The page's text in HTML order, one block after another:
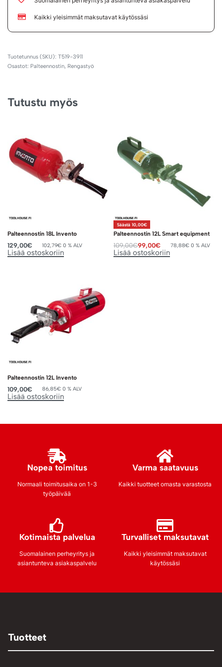
Kaikki yleisimmät maksutavat käytössäsi
T519-3911
Osastot: Palteennostin, Rengastyö
Tutustu myös
Palteennostin 18L Invento
129,00€ 102,79€ 0 % ALV
Lisää ostoskoriin
Säästä 10,00€
Palteennostin 12L Smart equipment
109,00€99,00€ 78,88€ 0 % ALV
Lisää ostoskoriin
Palteennostin 12L Invento
109,00€ 86,85€ 0 % ALV
Lisää ostoskoriin
Nopea toimitus
Normaali toimitusaika on 1-3
työpäivää
Varma saatavuus
Kaikki tuotteet omasta varastosta
Kotimaista palvelua
Suomalainen perheyritys ja
asiantunteva asiakaspalvelu
Turvalliset maksutavat
Kaikki yleisimmät maksutavat
käytössäsi
Tuotteet